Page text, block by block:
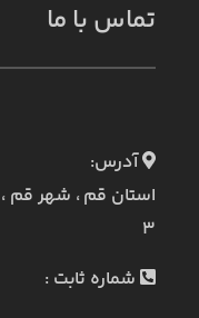
تماس با ما
آدرس:
۳
شماره ثابت :